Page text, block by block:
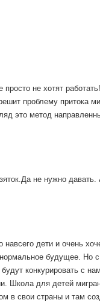
не хотят
проблему притока
это метод
не нужно
дети и очень
будущее. Но
конкурировать с
Школа для детей
в свои страны и там